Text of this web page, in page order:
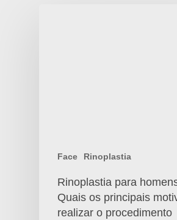
Face Rinoplastia
Rinoplastia para
Quais os principais
realizar o procedimento